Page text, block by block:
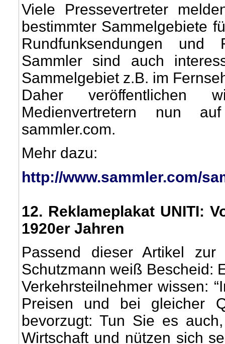
Viele Pressevertreter
bestimmter Sammelgebiete
Rundfunksendungen und
Sammler sind auch
Sammelgebiet z.B. im
Daher veröffentlichen
Medienvertretern nun
sammler.com.
Mehr dazu:
http://www.sammler.com/
12. Reklameplakat UNITI:
1920er Jahren
Passend dieser Artikel zur
Schutzmann weiß Bescheid:
Verkehrsteilnehmer wissen:
Preisen und bei gleicher
bevorzugt: Tun Sie es
Wirtschaft und nützen sich